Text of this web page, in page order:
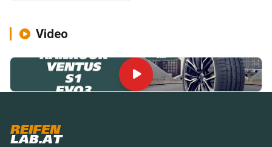
Video
REIFEN
LAB.AT